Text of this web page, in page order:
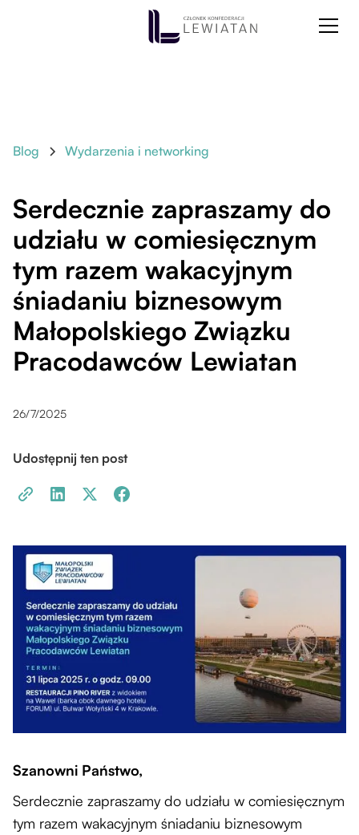
Blog Wydarzenia i networking
Serdecznie zapraszamy do
udziału w comiesięcznym
tym razem wakacyjnym
śniadaniu biznesowym
Małopolskiego Związku
Pracodawców Lewiatan
26/7/2025
Udostępnij ten post
Szanowni Państwo,
Serdecznie zapraszamy do udziału w comiesięcznym
tym razem wakacyjnym śniadaniu biznesowym